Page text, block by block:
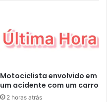
Motociclista envolvido em
um acidente com um carro
2 horas atrás